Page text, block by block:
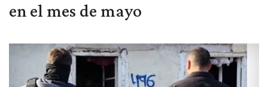
en el mes de mayo